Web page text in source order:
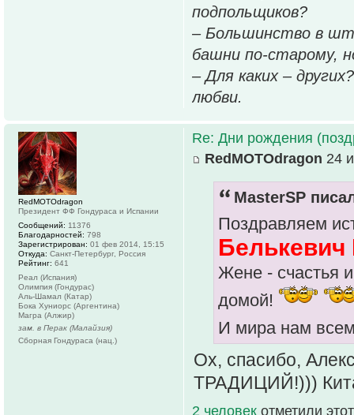
подпольщиков?
– Большинство в
башни по-старому,
– Для каких –
любви.
Re: Дни рождения
RedMOTOdragon 24
MasterSP
Поздравляем
Белькевич
Жене - счастья
домой!
И мира нам
Ох, спасибо,
ТРАДИЦИЙ!)))
2 человек отметили
RedMOTOdragon
Президент ФФ Гондураса и Испании
Сообщений: 11376
Благодарностей: 798
Зарегистрирован: 01 фев 2014, 15:15
Откуда: Санкт-Петербург, Россия
Рейтинг: 641
Реал (Испания)
Олимпия (Гондурас)
Аль-Шамал (Катар)
Бока Хуниорс (Аргентина)
Магра (Алжир)
зам. в Перак (Малайзия)
Сборная Гондураса (нац.)